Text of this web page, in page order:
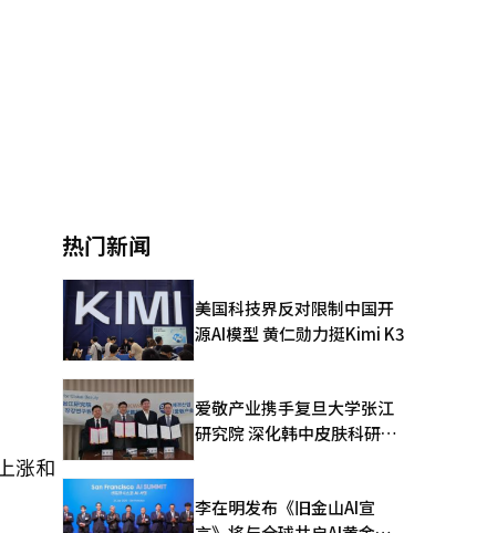
涨和
热门新闻
美国科技界反对限制中国开
源AI模型 黄仁勋力挺Kimi K3
爱敬产业携手复旦大学张江
研究院 深化韩中皮肤科研合
李在明发布《旧金山AI宣